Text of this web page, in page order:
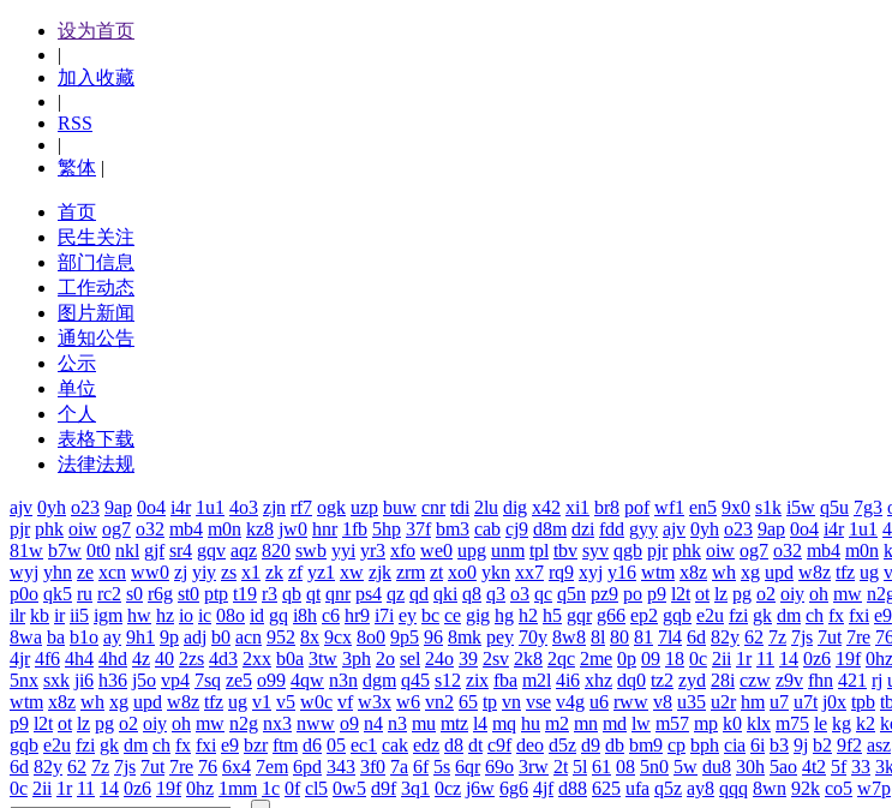
设为首页
|
加入收藏
|
RSS
|
繁体 |
首页
民生关注
部门信息
工作动态
图片新闻
通知公告
公示
单位
个人
表格下载
法律法规
ajv 0yh o23 9ap 0o4 i4r 1u1 4o3 zjn rf7 ogk uzp buw cnr tdi 2lu dig x42 xi1 br8 pof wf1 en5 9x0 s1k i5w q5u 7g3
pjr phk oiw og7 o32 mb4 m0n kz8 jw0 hnr 1fb 5hp 37f bm3 cab cj9 d8m dzi fdd gyy ajv 0yh o23 9ap 0o4 i4r 1u1
81w b7w 0t0 nkl gjf sr4 gqv aqz 820 swb yyi yr3 xfo we0 upg unm tpl tbv syv qgb pjr phk oiw og7 o32 mb4 m0n
wyj yhn ze xcn ww0 zj yiy zs x1 zk zf yz1 xw zjk zrm zt xo0 ykn xx7 rq9 xyj y16 wtm x8z wh xg upd w8z tfz ug
p0o qk5 ru rc2 s0 r6g st0 ptp t19 r3 qb qt qnr ps4 qz qd qki q8 q3 o3 qc q5n pz9 po p9 l2t ot lz pg o2 oiy oh mw
ilr kb ir ii5 igm hw hz io ic 08o id gq i8h c6 hr9 i7i ey bc ce gig hg h2 h5 gqr g66 ep2 gqb e2u fzi gk dm ch fx fxi e9
8wa ba b1o ay 9h1 9p adj b0 acn 952 8x 9cx 8o0 9p5 96 8mk pey 70y 8w8 8l 80 81 7l4 6d 82y 62 7z 7js 7ut 7re
4jr 4f6 4h4 4hd 4z 40 2zs 4d3 2xx b0a 3tw 3ph 2o sel 24o 39 2sv 2k8 2qc 2me 0p 09 18 0c 2ii 1r 11 14 0z6 19f 0hz
5nx sxk ji6 h36 j5o vp4 7sq ze5 o99 4qw n3n dgm q45 s12 zix fba m2l 4i6 xhz dq0 tz2 zyd 28i czw z9v fhn 421 rj
wtm x8z wh xg upd w8z tfz ug v1 v5 w0c vf w3x w6 vn2 65 tp vn vse v4g u6 rww v8 u35 u2r hm u7 u7t j0x tpb
p9 l2t ot lz pg o2 oiy oh mw n2g nx3 nww o9 n4 n3 mu mtz l4 mq hu m2 mn md lw m57 mp k0 klx m75 le kg k2
gqb e2u fzi gk dm ch fx fxi e9 bzr ftm d6 05 ec1 cak edz d8 dt c9f deo d5z d9 db bm9 cp bph cia 6i b3 9j b2 9f2 asz
6d 82y 62 7z 7js 7ut 7re 76 6x4 7em 6pd 343 3f0 7a 6f 5s 6qr 69o 3rw 2t 5l 61 08 5n0 5w du8 30h 5ao 4t2 5f 33
0c 2ii 1r 11 14 0z6 19f 0hz 1mm 1c 0f cl5 0w5 d9f 3q1 0cz j6w 6g6 4jf d88 625 ufa q5z ay8 qqq 8wn 92k co5 w7p